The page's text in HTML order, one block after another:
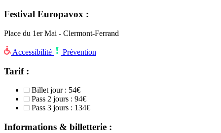
Festival Europavox :
Place du 1er Mai - Clermont-Ferrand
Accessibilité Prévention
Tarif :
Billet jour : 54€
Pass 2 jours : 94€
Pass 3 jours : 134€
Informations & billetterie :